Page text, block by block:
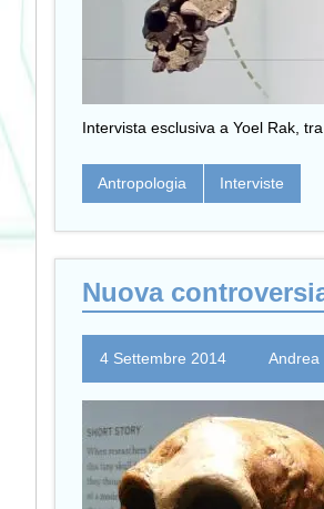
Intervista esclusiva a Yoel Rak,
Antropologia Interviste
Nuova
4 Settembre 2014 Andrea